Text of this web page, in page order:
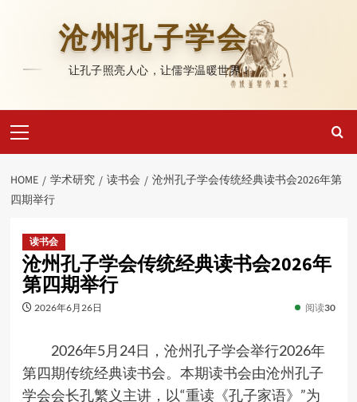
沧州孔子学会
让孔子照亮人心，让儒学温暖世界！
Menu
HOME 学术研究 读书会
沧州孔子学会传统经典读书会2026年第
四期举行
读书会
沧州孔子学会传统经典读书会2026年
第四期举行
2026年6月26日 阅读30
2026年5月 24日，沧州孔子学会举行2026年
第四期传统经典读书会。本期读书会由沧州孔子
学会会长孔繁义主讲，以“重读《孔子家语》 ”为